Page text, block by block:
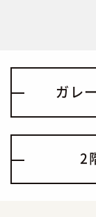
ガレ
2